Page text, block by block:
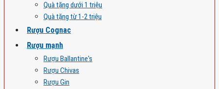
Quà tặng dưới 1 triệu
Quà tặng từ 1-2 triệu
Rượu Cognac
Rượu mạnh
Rượu Ballantine's
Rượu Chivas
Rượu Gin